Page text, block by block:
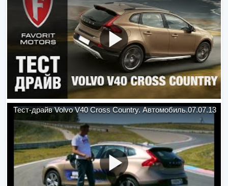
Тест-драйв Volvo V40 Cross Country. Автомобиль.07.07.13